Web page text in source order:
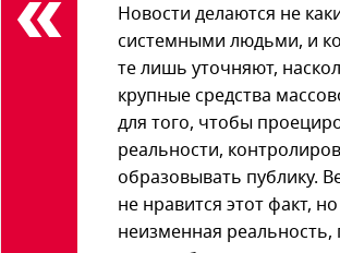
Новости делаются не
системными людьми, и
те лишь уточняют,
крупные средства
для того, чтобы
реальности,
образовывать публику.
не нравится этот факт,
неизменная